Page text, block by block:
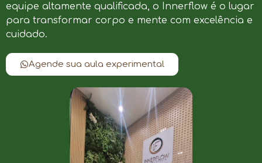
equipe altamente qualificada, o Innerflow é o lugar
para transformar corpo e mente com excelência e
cuidado.
Agende sua aula experimental